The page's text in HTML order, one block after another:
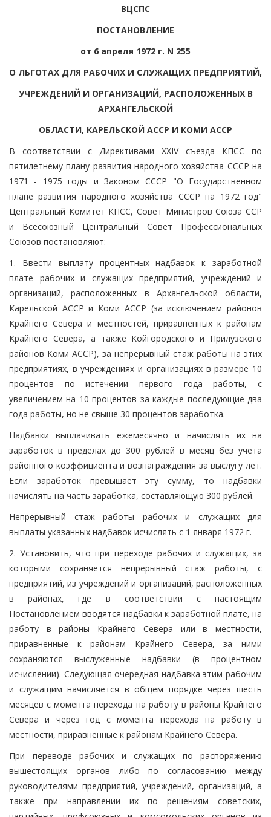
ВЦСПС
ПОСТАНОВЛЕНИЕ
от 6 апреля 1972 г. N 255
О ЛЬГОТАХ ДЛЯ РАБОЧИХ И СЛУЖАЩИХ ПРЕДПРИЯТИЙ,
УЧРЕЖДЕНИЙ И ОРГАНИЗАЦИЙ, РАСПОЛОЖЕННЫХ В
АРХАНГЕЛЬСКОЙ
ОБЛАСТИ, КАРЕЛЬСКОЙ АССР И КОМИ АССР
В соответствии с Директивами XXIV съезда КПСС по
пятилетнему плану развития народного хозяйства СССР на
1971 - 1975 годы и Законом СССР "О Государственном
плане развития народного хозяйства СССР на 1972 год"
Центральный Комитет КПСС, Совет Министров Союза ССР
и Всесоюзный Центральный Совет Профессиональных
Союзов постановляют:
1. Ввести выплату процентных надбавок к заработной
плате рабочих и служащих предприятий, учреждений и
организаций, расположенных в Архангельской области,
Карельской АССР и Коми АССР (за исключением районов
Крайнего Севера и местностей, приравненных к районам
Крайнего Севера, а также Койгородского и Прилузского
районов Коми АССР), за непрерывный стаж работы на этих
предприятиях, в учреждениях и организациях в размере 10
процентов по истечении первого года работы, с
увеличением на 10 процентов за каждые последующие два
года работы, но не свыше 30 процентов заработка.
Надбавки выплачивать ежемесячно и начислять их на
заработок в пределах до 300 рублей в месяц без учета
районного коэффициента и вознаграждения за выслугу лет.
Если заработок превышает эту сумму, то надбавки
начислять на часть заработка, составляющую 300 рублей.
Непрерывный стаж работы рабочих и служащих для
выплаты указанных надбавок исчислять с 1 января 1972 г.
2. Установить, что при переходе рабочих и служащих, за
которыми сохраняется непрерывный стаж работы, с
предприятий, из учреждений и организаций, расположенных
в районах, где в соответствии с настоящим
Постановлением вводятся надбавки к заработной плате, на
работу в районы Крайнего Севера или в местности,
приравненные к районам Крайнего Севера, за ними
сохраняются выслуженные надбавки (в процентном
исчислении). Следующая очередная надбавка этим рабочим
и служащим начисляется в общем порядке через шесть
месяцев с момента перехода на работу в районы Крайнего
Севера и через год с момента перехода на работу в
местности, приравненные к районам Крайнего Севера.
При переводе рабочих и служащих по распоряжению
вышестоящих органов либо по согласованию между
руководителями предприятий, учреждений, организаций, а
также при направлении их по решениям советских,